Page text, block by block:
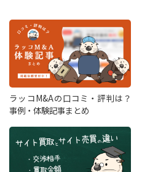
ラッコM&Aの口コミ・評判は？
事例・体験記事まとめ